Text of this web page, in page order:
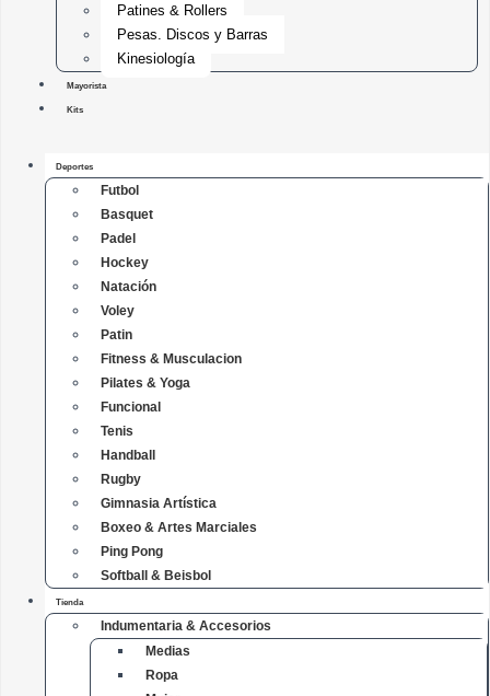
Patines & Rollers
Pesas, Discos y Barras
Kinesiología
Mayorista
Kits
Deportes
Futbol
Basquet
Padel
Hockey
Natación
Voley
Patin
Fitness & Musculacion
Pilates & Yoga
Funcional
Tenis
Handball
Rugby
Gimnasia Artística
Boxeo & Artes Marciales
Ping Pong
Softball & Beisbol
Tienda
Indumentaria & Accesorios
Medias
Ropa